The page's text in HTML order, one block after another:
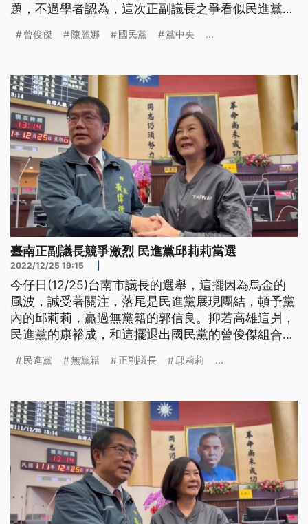
題，不過學者認為，這次正副議長之爭看似民進黨大
是由外人擔綱的批評聲浪。
曾俊傑 陳麗娜 國民黨 黨中央 ...
臺南正副議長競爭激烈 民進黨邱莉莉當選
2022/12/25 19:15
今仔日(12/25)台南市議長的選舉，這擺因為烏金的
風波，誠受著關注，落尾是民進黨展現團結，頓予黨
內的邱莉莉，贏過無黨籍的郭信良。抑若高雄這爿，
民進黨的康裕成，和這擺退出國民黨的曾俊傑組合，
民進黨 無黨籍 正副議長 邱莉莉 ...